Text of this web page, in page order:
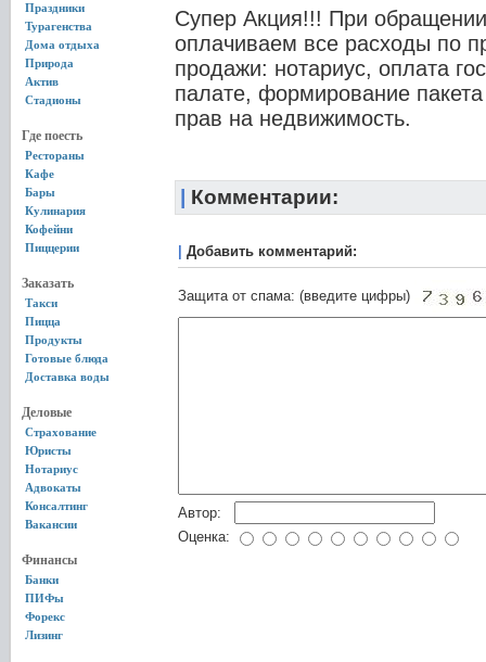
Праздники
Турагенства
Дома отдыха
Природа
Актив
Стадионы
Где поесть
Рестораны
Кафе
Бары
Кулинария
Кофейни
Пиццерии
Заказать
Такси
Пицца
Продукты
Готовые блюда
Доставка воды
Деловые
Страхование
Юристы
Нотариус
Адвокаты
Консалтинг
Вакансии
Финансы
Банки
ПИФы
Форекс
Лизинг
Супер Акция!!! При
оплачиваем все расходы по
продажи: нотариус, оплата
палате, формирование
прав на недвижимость.
Комментарии:
Добавить комментарий:
Защита от спама: (введите цифры)
Автор:
Оценка: